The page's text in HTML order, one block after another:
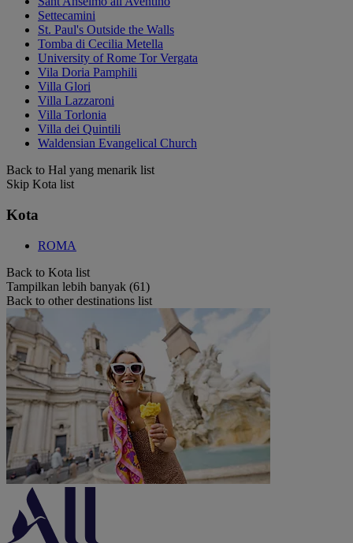
Settecamini
St. Paul's Outside the Walls
Tomba di Cecilia Metella
University of Rome Tor Vergata
Vila Doria Pamphili
Villa Glori
Villa Lazzaroni
Villa Torlonia
Villa dei Quintili
Waldensian Evangelical Church
Back to Hal yang menarik list
Skip Kota list
Kota
ROMA
Back to Kota list
Tampilkan lebih banyak (61)
Back to other destinations list